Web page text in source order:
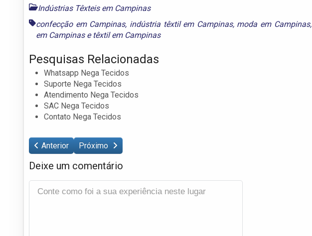
Indústrias Têxteis em Campinas
confecção em Campinas, indústria têxtil em Campinas, moda em Campinas,
em Campinase têxtil em Campinas
Pesquisas Relacionadas
Whatsapp Nega Tecidos
Suporte Nega Tecidos
Atendimento Nega Tecidos
SAC Nega Tecidos
Contato Nega Tecidos
Anterior Próximo
Deixe um comentário